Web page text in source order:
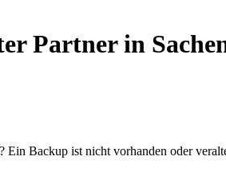
Partner in
Ein Backup ist nicht vorhanden oder